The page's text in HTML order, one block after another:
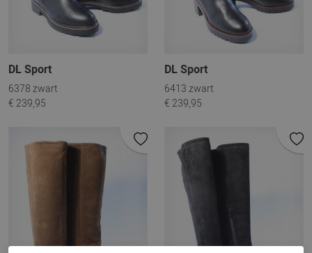
DL Sport
6378 zwart
€ 239,95
DL Sport
6413 zwart
€ 239,95